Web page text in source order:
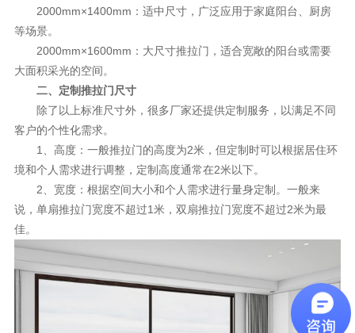
2000mm×1400mm：适中尺寸，广泛应用于家庭阳台、厨房
等场景。
2000mm×1600mm：大尺寸推拉门，适合宽敞的阳台或需要
大面积采光的空间。
二、定制推拉门尺寸
除了以上标准尺寸外，很多厂家还提供定制服务，以满足不同
客户的个性化需求。
1、高度：一般推拉门的高度为2米，但定制时可以根据居住环
境和个人需求进行调整，定制高度通常在2米以下。
2、宽度：根据空间大小和个人需求进行量身定制。一般来
说，单扇推拉门宽度不超过1米，双扇推拉门宽度不超过2米为最
佳。